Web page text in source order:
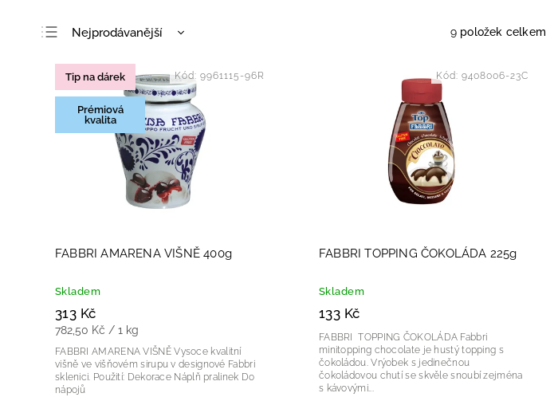
Nejprodávanější
Nejdražší
Abecedně
9položek celkem
Tip na dárek
Prémiová
kvalita
FABBRI AMARENA VIŠNĚ 400g
Skladem
313 Kč
782,50 Kč / 1 kg
FABBRI AMARENA VIŠNĚ Vysoce kvalitní
višně ve višňovém sirupu v designové Fabbri
sklenici. Použití: Dekorace Náplň pralinek Do
nápojů
Kód: 9961115-96R
FABBRI TOPPING ČOKOLÁDA 225g
Skladem
133 Kč
FABBRI TOPPING ČOKOLÁDA Fabbri
minitopping chocolate je hustý topping s
čokoládou. Vrýobek s jedinečnou
čokoládovou chutí se skvěle snoubí zejména
s kávovými...
Kód: 9408006-23C